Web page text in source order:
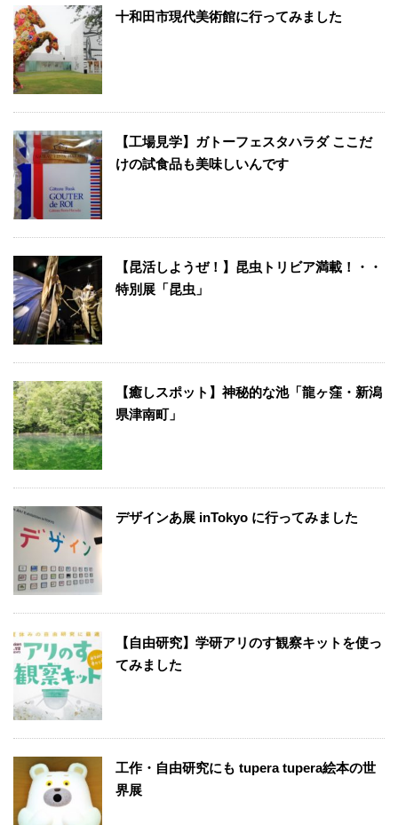
十和田市現代美術館に行ってみました
【工場見学】ガトーフェスタハラダ ここだ
けの試食品も美味しいんです
【昆活しようぜ！】昆虫トリビア満載！・・
特別展「昆虫」
【癒しスポット】神秘的な池「龍ヶ窪・新潟
県津南町」
デザインあ展 inTokyo に行ってみました
【自由研究】学研アリのす観察キットを使っ
てみました
工作・自由研究にも tupera tupera絵本の世
界展